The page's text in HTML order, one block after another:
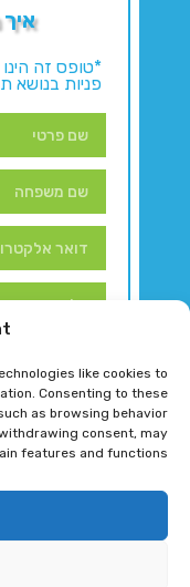
like cookies to
Consenting to these
as browsing behavior
consent, may
features and functions.
*טופס זה
פניות בנושא